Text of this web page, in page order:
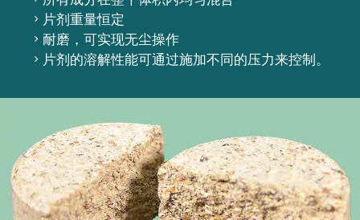
片剂重量恒定
耐磨，可实现无尘操作
片剂的溶解性能可通过施加不同的压力来控制。